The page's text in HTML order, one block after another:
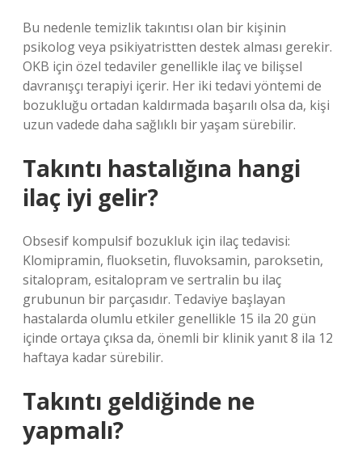
Bu nedenle temizlik takıntısı olan bir kişinin
psikolog veya psikiyatristten destek alması gerekir.
OKB için özel tedaviler genellikle ilaç ve bilişsel
davranışçı terapiyi içerir. Her iki tedavi yöntemi de
bozukluğu ortadan kaldırmada başarılı olsa da, kişi
uzun vadede daha sağlıklı bir yaşam sürebilir.
Takıntı hastalığına hangi
ilaç iyi gelir?
Obsesif kompulsif bozukluk için ilaç tedavisi:
Klomipramin, fluoksetin, fluvoksamin, paroksetin,
sitalopram, esitalopram ve sertralin bu ilaç
grubunun bir parçasıdır. Tedaviye başlayan
hastalarda olumlu etkiler genellikle 15 ila 20 gün
içinde ortaya çıksa da, önemli bir klinik yanıt 8 ila 12
haftaya kadar sürebilir.
Takıntı geldiğinde ne
yapmalı?